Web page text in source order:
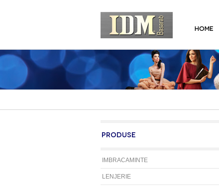
HOME
PRODUSE
IMBRACAMINTE
LENJERIE